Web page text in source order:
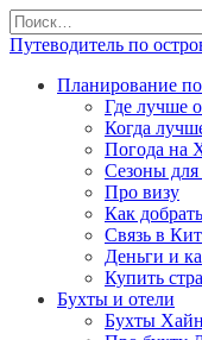
Перейти
к
содержанию
Search
for:
Путеводитель по
Планирование
Где лучше
Когда
Погода на
Сезоны для
Про визу
Как
Связь в
Деньги и
Купить
Бухты и отели
Бухты